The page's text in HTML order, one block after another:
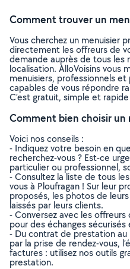
Comment trouver un
Vous cherchez un menuisier
directement les offreurs de
demande auprès de tous les
localisation. AlloVoisins vous
menuisiers, professionnels et
capables de vous répondre
C’est gratuit, simple et
Comment bien choisir un
Voici nos conseils :
- Indiquez votre besoin en
recherchez-vous ? Est-ce
particulier ou professionnel,
- Consultez la liste de tous
vous à Ploufragan ! Sur leur
proposés, les photos de
laissés par leurs clients.
- Conversez avec les offreurs
pour des échanges
- Du contrat de prestation
par la prise de rendez-vous,
factures : utilisez nos outils
prestation.